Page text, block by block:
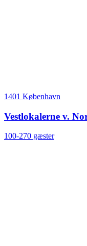
1401 København
Vestlokalerne v.
100-270 gæster